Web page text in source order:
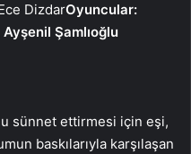
DizdarOyuncular:
Şamlıoğlu
sünnet ettirmesi için eşi,
baskılarıyla karşılaşan